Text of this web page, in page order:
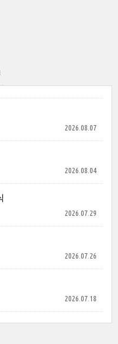
2026.08.07
2026.08.04
2026.07.29
2026.07.26
2026.07.18